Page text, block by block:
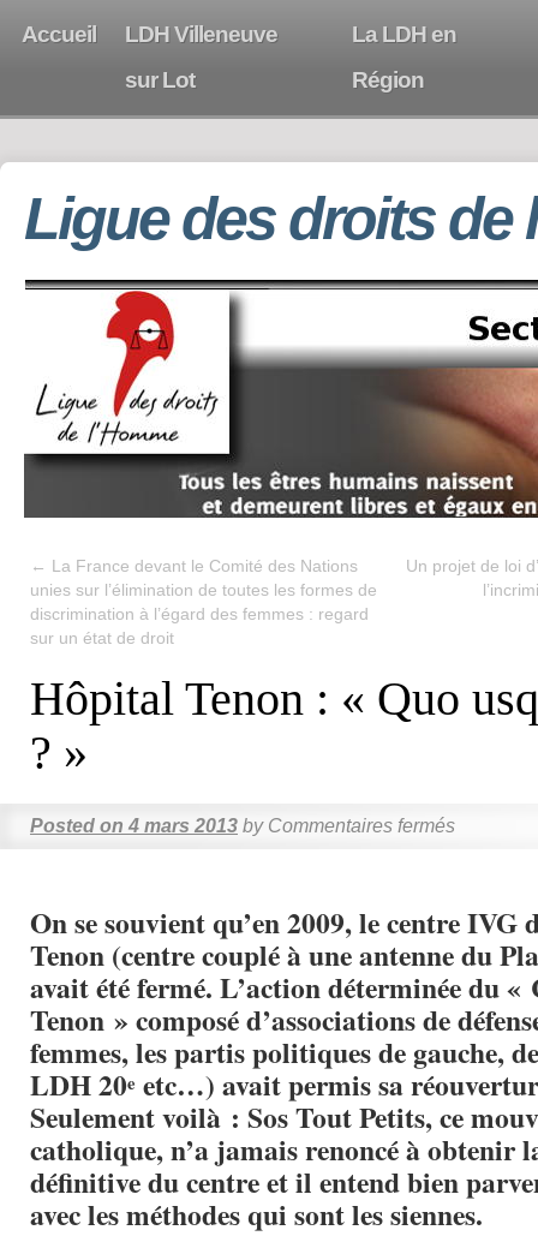
Accueil
LDH Villeneuve
sur Lot
La LDH en
Région
Ligue des droits de
← La France devant le Comité des Nations
unies sur l’élimination de toutes les formes de
discrimination à l’égard des femmes : regard
sur un état de droit
Un projet de loi
Hôpital Tenon : « Quo
? »
Posted on 4 mars 2013 by Commentaires fermés
On se souvient qu’en 2009, le centre IVG
Tenon (centre couplé à une antenne du
avait été fermé. L’action déterminée du
Tenon » composé d’associations de
femmes, les partis politiques de gauche,
LDH 20e etc…) avait permis sa
Seulement voilà : Sos Tout Petits, ce
catholique, n’a jamais renoncé à obtenir
définitive du centre et il entend bien
avec les méthodes qui sont les siennes.